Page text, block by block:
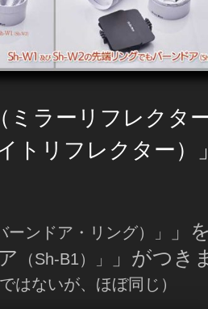
（ミラーリフレクタ
トリフレクター）
ーンドア・リング）」
」
（Sh-B1）」 」がつき
はないが、ほぼ同じ）